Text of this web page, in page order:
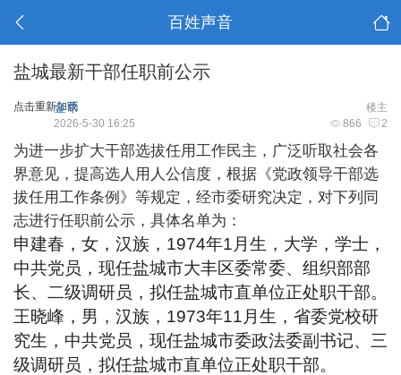
百姓声音
盐城最新干部任职前公示
点击重新加载 楼主
金币
866 2
2026-5-30 16:25
为进一步扩大干部选拔任用工作民主，广泛听取社会各
界意见，提高选人用人公信度，根据《党政领导干部选
拔任用工作条例》等规定，经市委研究决定，对下列同
志进行任职前公示，具体名单为：
申建春，女，汉族，1974年1月生，大学，学士，
中共党员，现任盐城市大丰区委常委、组织部部
长、二级调研员，拟任盐城市直单位正处职干部。
王晓峰，男，汉族，1973年11月生，省委党校研
究生，中共党员，现任盐城市委政法委副书记、三
级调研员，拟任盐城市直单位正处职干部。